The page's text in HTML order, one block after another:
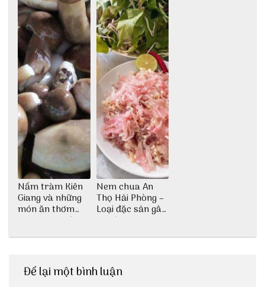
Nấm tràm Kiên
Giang và những
món ăn thơm
ngon khó cưỡng
Nem chua An
Thọ Hải Phòng –
Loại đặc sản gây
nghiện
Để lại một bình luận